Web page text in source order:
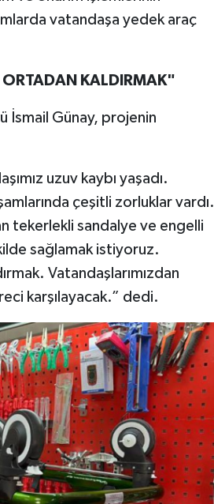
vatandaşa yedek araç
KALDIRMAK"
İsmail Günay, projenin
uzuv kaybı yaşadı.
çeşitli zorluklar vardı.
tekerlekli sandalye ve engelli
sağlamak istiyoruz.
Vatandaşlarımızdan
karşılayacak.” dedi.